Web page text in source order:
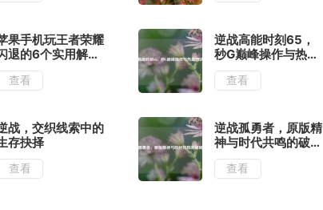
果手机玩王者荣耀
退的6个实用解决
方法
查看
逆战高能时刻65，
秒G巅峰操作与热血
团队荣耀
查看
战，交织线索中的
存抉择
查看
逆战孤勇者，原版精
神与时代共鸣的破局
之战
查看